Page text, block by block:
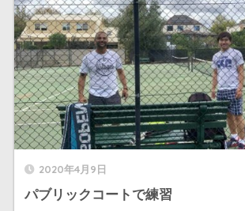
2020年4月9日
パブリックコートで練習